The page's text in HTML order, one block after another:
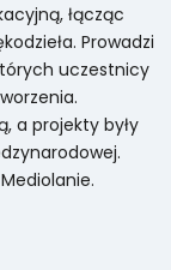
łącząc
Prowadzi
uczestnicy
a projekty były